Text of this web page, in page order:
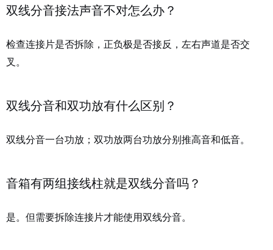
双线分音接法声音不对怎么办？
检查连接片是否拆除，正负极是否接反，左右声道是否交
叉。
双线分音和双功放有什么区别？
双线分音一台功放；双功放两台功放分别推高音和低音。
音箱有两组接线柱就是双线分音吗？
是。但需要拆除连接片才能使用双线分音。